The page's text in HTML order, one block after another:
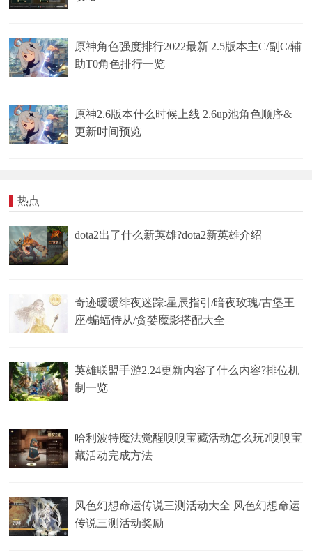
原神角色强度排行2022最新 2.5版本主C/副C/辅
助T0角色排行一览
原神2.6版本什么时候上线 2.6up池角色顺序&
更新时间预览
热点
dota2出了什么新英雄?dota2新英雄介绍
奇迹暖暖绯夜迷踪:星辰指引/暗夜玫瑰/古堡王
座/蝙蝠侍从/贪婪魔影搭配大全
英雄联盟手游2.24更新内容了什么内容?排位机
制一览
哈利波特魔法觉醒嗅嗅宝藏活动怎么玩?嗅嗅宝
藏活动完成方法
风色幻想命运传说三测活动大全 风色幻想命运
传说三测活动奖励